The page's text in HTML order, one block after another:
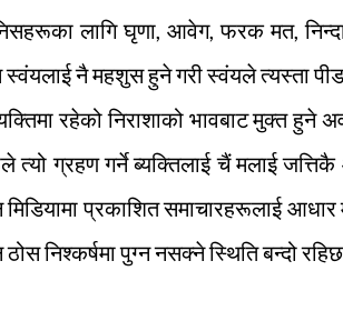
लागि घृणा, आवेग, फरक मत, निन्दा,
नै महशुस हुने गरी स्वंयले त्यस्ता
रहेको निराशाको भावबाट मुक्त हुने
त्यो ग्रहण गर्ने ब्यक्तिलाई चैं मलाई
प्रकाशित समाचारहरूलाई आधार
निश्कर्षमा पुग्न नसक्ने स्थिति बन्दो